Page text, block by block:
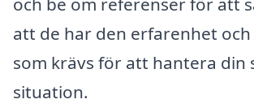
att de har den erfarenhet
som krävs för att hantera din
situation.